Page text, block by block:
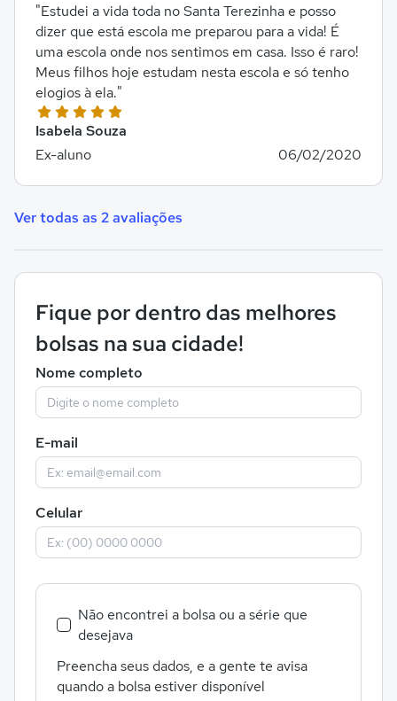
Isabela Souza
Ex-aluno
06/02/2020
"Estudei a vida toda no Santa Terezinha e posso
dizer que está escola me preparou para a vida! É
uma escola onde nos sentimos em casa. Isso é raro!
Meus filhos hoje estudam nesta escola e só tenho
elogios à ela."
Ver todas as 2 avaliações
Fique por dentro das melhores
bolsas na sua cidade!
Nome completo
E-mail
Celular
Não encontrei a bolsa ou a série que
desejava
Preencha seus dados, e a gente te avisa
quando a bolsa estiver disponível